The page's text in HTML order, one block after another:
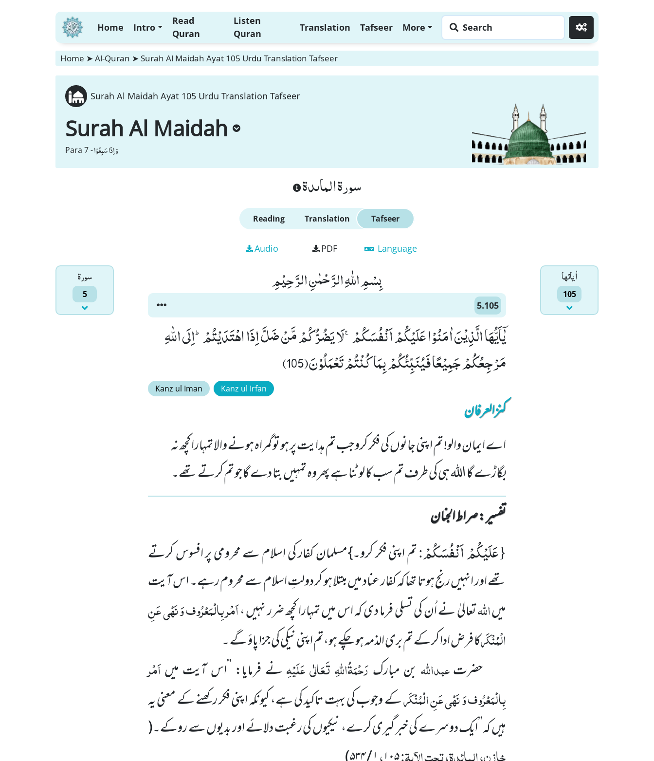
Home Intro
Read
Quran
Listen
Quran
Translation Tafseer More Search
Home ➤ Al-Quran ➤ Surah Al Maidah Ayat 105 Urdu Translation Tafseer
Surah Al Maidah Ayat 105 Urdu Translation Tafseer
Surah Al Maidah
Para 7 -وَ اِذَا سَمِعُوْا
سورة الماىدة
Reading Translation Tafseer
Audio PDF Language
سورۃ
5
اٰياتها
105
بِسْمِ اللّٰهِ الرَّحْمٰنِ الرَّحِیْمِ
5.105
یٰۤاَیُّهَا الَّذِیْنَ اٰمَنُوْا عَلَیْكُمْ اَنْفُسَكُمْۚ-لَا یَضُرُّكُمْ مَّنْ ضَلَّ اِذَا اهْتَدَیْتُمْؕ-اِلَى اللّٰهِ
مَرْجِعُكُمْ جَمِیْعًا فَیُنَبِّئُكُمْ بِمَا كُنْتُمْ تَعْمَلُوْنَ(105)
Kanz ul Iman Kanz ul Irfan
کنزالعرفان
اے ایمان والو! تم اپنی جانوں کی فکر کرو جب تم ہدایت پر ہو تو گمراہ ہونے والا تمہارا کچھ نہ
بگاڑے گا اللہ ہی کی طرف تم سب کا لوٹنا ہے پھر وہ تمہیں بتا دے گا جو تم کرتے تھے۔
تفسیر : ‎صراط الجنان
{عَلَیْكُمْ اَنْفُسَكُمْ:تم اپنی فکر کرو۔}مسلمان کفار کی اسلام سے محرومی پر افسوس کرتے
تھے اور انہیں رنج ہوتا تھا کہ کفار عناد میں مبتلا ہو کر دولتِ اسلام سے محروم رہے۔ اس آیت
میںاللہتعالیٰ نے اُن کی تسلی فرما دی کہ اس میں تمہارا کچھ ضرر نہیں ،اَمْر بِالْمَعْرُوف وَ نَہْی عَنِ
الْمُنْکَرکا فرض ادا کرکے تم بری الذمہ ہوچکے ہو،تم اپنی نیکی کی جزا پاؤ گے ۔
حضرتعبداللہ بن مبارکرَحْمَۃُاللہِ تَعَالٰی عَلَیْہِنے فرمایا: ’’اس آیت میںاَمْر
بِالْمَعْرُوف وَ نَہْی عَنِ الْمُنْکَرکے وجوب کی بہت تاکید کی ہے، کیونکہ اپنی فکر رکھنے کے معنی یہ
ہیں کہ’’ایک دوسرے کی خبر گیری کرے، نیکیوں کی رغبت دلائے اور بدیوں سے روکے۔(